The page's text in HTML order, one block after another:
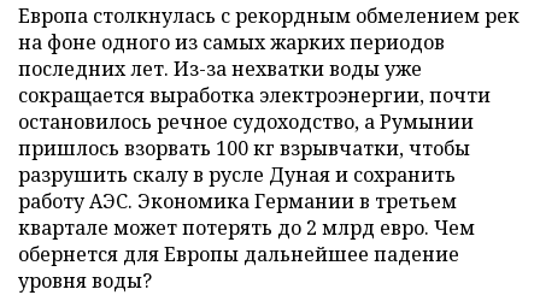
Европа столкнулась с рекордным обмелением рек
на фоне одного из самых жарких периодов
последних лет. Из-за нехватки воды уже
сокращается выработка электроэнергии, почти
остановилось речное судоходство, а Румынии
пришлось взорвать 100 кг взрывчатки, чтобы
разрушить скалу в русле Дуная и сохранить
работу АЭС. Экономика Германии в третьем
квартале может потерять до 2 млрд евро. Чем
обернется для Европы дальнейшее падение
уровня воды?